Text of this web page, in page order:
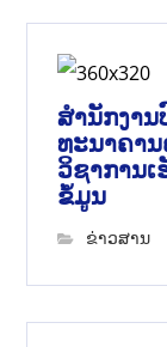
ສຳນັກງານ
ທະນາຄານ
ວິຊາການ
ຂໍ້ມູນ
ຂ່າວສານ